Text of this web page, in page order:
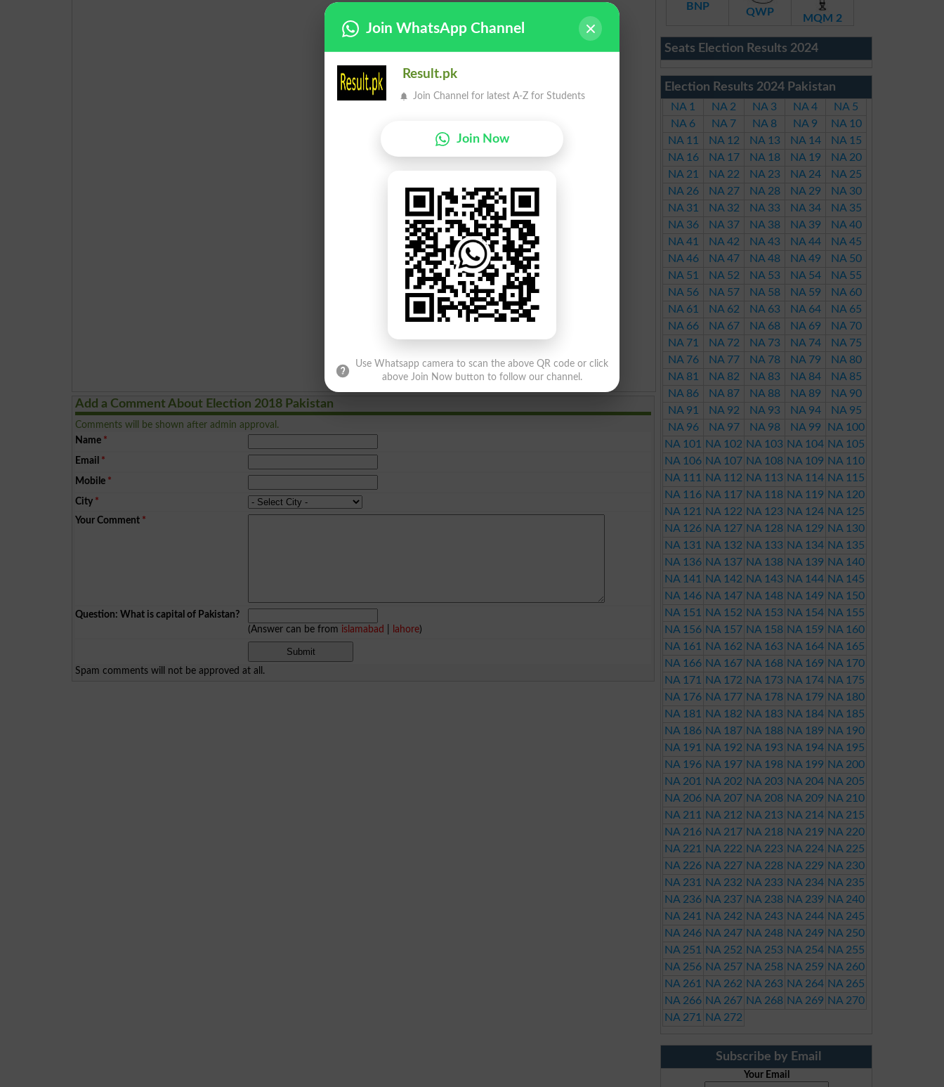
Add a Comment About Election 2018 Pakistan
Comments will be shown after admin approval.
Name *
Email *
Mobile *
City *
Your Comment *
Question: What is capital of Pakistan?
(Answer can be from islamabad lahore)
Spam comments will not be approved at all.
BNP QWP
MQM 2
Seats Election Results 2024
Election Results 2024 Pakistan
NA 1 NA 2 NA 3 NA 4
NA 5
NA 6
NA 7 NA 8 NA 9
NA 10
NA 11
NA 12 NA 13 NA 14
NA 15
NA 16
NA 17 NA 18 NA 19
NA 20
NA 21
NA 22 NA 23 NA 24
NA 25
NA 26
NA 27 NA 28 NA 29
NA 30
NA 31
NA 32 NA 33 NA 34
NA 35
NA 36
NA 37 NA 38 NA 39
NA 40
NA 41
NA 42 NA 43 NA 44
NA 45
NA 46
NA 47 NA 48 NA 49
NA 50
NA 51
NA 52 NA 53 NA 54
NA 55
NA 56
NA 57 NA 58 NA 59
NA 60
NA 61
NA 62 NA 63 NA 64
NA 65
NA 66
NA 67 NA 68 NA 69
NA 70
NA 71
NA 72 NA 73 NA 74
NA 75
NA 76
NA 77 NA 78 NA 79
NA 80
NA 81
NA 82 NA 83 NA 84
NA 85
NA 86
NA 87 NA 88 NA 89
NA 90
NA 91
NA 92 NA 93 NA 94
NA 95
NA 96
NA 97 NA 98 NA 99
NA 100
NA 101
NA 102 NA 103 NA 104 NA 105
NA 106 NA 107 NA 108 NA 109 NA 110
NA 111
NA 112 NA 113 NA 114 NA 115
NA 116 NA 117 NA 118 NA 119 NA 120
NA 121
NA 122 NA 123 NA 124 NA 125
NA 126 NA 127 NA 128 NA 129 NA 130
NA 131
NA 132 NA 133 NA 134 NA 135
NA 136 NA 137 NA 138 NA 139 NA 140
NA 141
NA 142 NA 143 NA 144 NA 145
NA 146 NA 147 NA 148 NA 149 NA 150
NA 151
NA 152 NA 153 NA 154 NA 155
NA 156 NA 157 NA 158 NA 159 NA 160
NA 161
NA 162 NA 163 NA 164 NA 165
NA 166 NA 167 NA 168 NA 169 NA 170
NA 171
NA 172 NA 173 NA 174 NA 175
NA 176 NA 177 NA 178 NA 179 NA 180
NA 181
NA 182 NA 183 NA 184 NA 185
NA 186 NA 187 NA 188 NA 189 NA 190
NA 191
NA 192 NA 193 NA 194 NA 195
NA 196 NA 197 NA 198 NA 199 NA 200
NA 201
NA 202 NA 203 NA 204 NA 205
NA 206 NA 207 NA 208 NA 209 NA 210
NA 211
NA 212 NA 213 NA 214 NA 215
NA 216 NA 217 NA 218 NA 219 NA 220
NA 221
NA 222 NA 223 NA 224 NA 225
NA 226 NA 227 NA 228 NA 229 NA 230
NA 231
NA 232 NA 233 NA 234 NA 235
NA 236 NA 237 NA 238 NA 239 NA 240
NA 241
NA 242 NA 243 NA 244 NA 245
NA 246 NA 247 NA 248 NA 249 NA 250
NA 251
NA 252 NA 253 NA 254 NA 255
NA 256 NA 257 NA 258 NA 259 NA 260
NA 261
NA 262 NA 263 NA 264 NA 265
NA 266 NA 267 NA 268 NA 269 NA 270
NA 271
NA 272
Subscribe by Email
Your Email
Join WhatsApp Channel
Result.pk
Join Channel for latest A-Z for Students
Join Now
Use Whatsapp camera to scan the above QR code or click
above Join Now button to follow our channel.